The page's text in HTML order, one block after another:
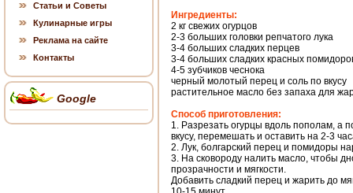
Ингредиенты:
2 кг свежих огурцов
2-3 больших головки репчатого лука
3-4 больших сладких перцев
3-4 больших сладких красных
4-5 зубчиков чеснока
черный молотый перец и соль по вкусу
растительное масло без запаха для
Способ приготовления:
1. Разрезать огурцы вдоль пополам, а
вкусу, перемешать и оставить на 2-3
2. Лук, болгарский перец и помидоры
3. На сковороду налить масло, чтобы
прозрачности и мягкости.
Добавить сладкий перец и жарить до
Статьи и Советы
Кулинарные игры
Реклама на сайте
Контакты
Google